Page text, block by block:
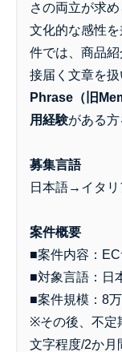
さの両立が求
文化的な感性
件では、商品
接届く文章を扱
Phrase（旧
用経験がある方
募集言語
日本語→イタリ
案件概要
■案件内容：EC
■対象言語：日
■案件規模：8
※その後、不定
文字程度/2か月